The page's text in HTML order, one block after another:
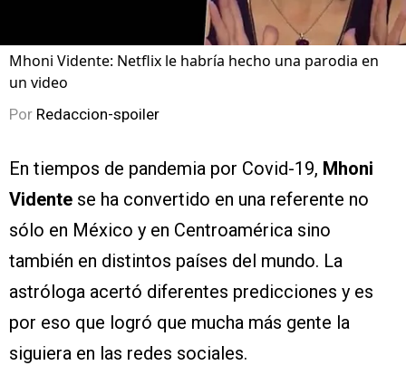
Mhoni Vidente: Netflix le habría hecho una parodia en
un video
Por Redaccion-spoiler
En tiempos de pandemia por Covid-19, Mhoni
Vidente se ha convertido en una referente no
sólo en México y en Centroamérica sino
también en distintos países del mundo. La
astróloga acertó diferentes predicciones y es
por eso que logró que mucha más gente la
siguiera en las redes sociales.